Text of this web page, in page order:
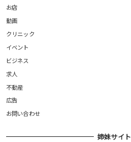
お店
動画
クリニック
イベント
ビジネス
求人
不動産
広告
お問い合わせ
姉妹サイト